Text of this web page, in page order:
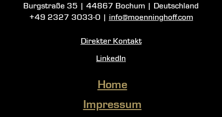
Burgstraße 35
44867 Bochum
| Deutschland
+49 2327 3033-0
info@moenninghoff.com
Direkter Kontakt
LinkedIn
Home
Impressum